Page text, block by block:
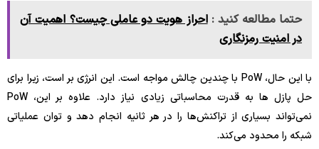
حتما مطالعه کنید : احراز هویت دو عاملی چیست؟ اهمیت آن
در امنیت رمزنگاری
با این حال، PoW با چندین چالش مواجه است. این انرژی بر است، زیرا برای
حل پازل ها به قدرت محاسباتی زیادی نیاز دارد. علاوه بر این، PoW
نمی‌تواند بسیاری از تراکنش‌ها را در هر ثانیه انجام دهد و توان عملیاتی
شبکه را محدود می‌کند.